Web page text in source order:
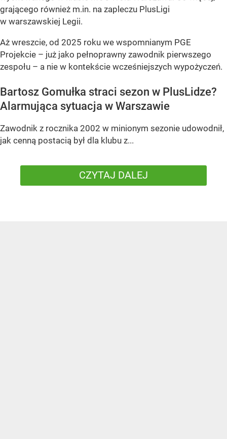
grającego również m.in. na zapleczu PlusLigi
w warszawskiej Legii.
Aż wreszcie, od 2025 roku we wspomnianym PGE
Projekcie – już jako pełnoprawny zawodnik pierwszego
zespołu – a nie w kontekście wcześniejszych wypożyczeń.
Bartosz Gomułka straci sezon w PlusLidze?
Alarmująca sytuacja w Warszawie
Zawodnik z rocznika 2002 w minionym sezonie udowodnił,
jak cenną postacią był dla klubu z...
CZYTAJ DALEJ